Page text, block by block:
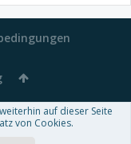
von xenDach
auf dieser Seite
von Cookies.